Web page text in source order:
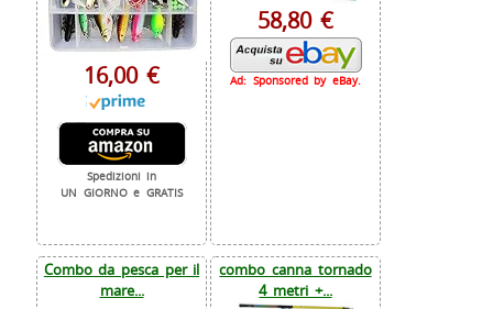
16,00 €
Spedizioni in
UN GIORNO e GRATIS
58,80 €
Ad: Sponsored by eBay.
Combo da pesca per il
mare...
combo canna tornado
4 metri +...